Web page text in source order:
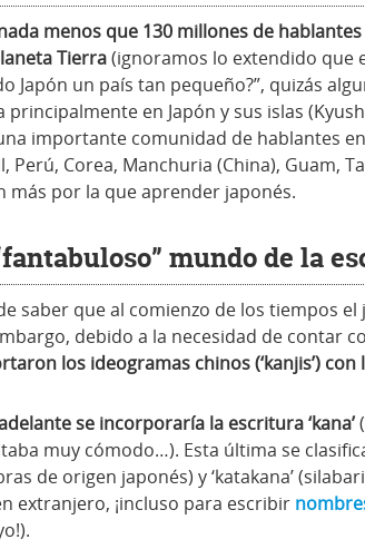
menos que 130 millones de
Tierra(ignoramos lo extendido que
Japón un país tan pequeño?”, quizás
principalmente en Japón y sus islas
importante comunidad de hablantes
Perú, Corea, Manchuria (China), Guam,
más por la que aprender japonés.
mundo de la
saber que al comienzo de los tiempos
debido a la necesidad de contar
los ideogramas chinos (‘kanjis’)
se incorporaría la escritura ‘kana’
muy cómodo…). Esta última se
de origen japonés) y ‘katakana’
extranjero, ¡incluso para escribir